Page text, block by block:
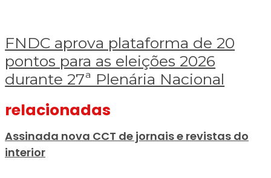
aprova
plataforma
de
20
pontos
eleições
durante
27ª
Plenária
FNDC aprova plataforma de 20
pontos para as eleições 2026
durante 27ª Plenária Nacional
relacionadas
Assinada nova CCT de jornais e revistas do
interior